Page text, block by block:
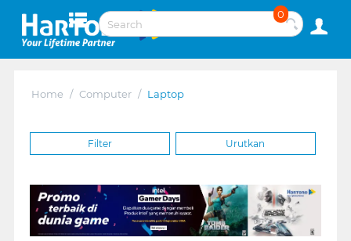
0
Home / Computer / Laptop
Filter Urutkan